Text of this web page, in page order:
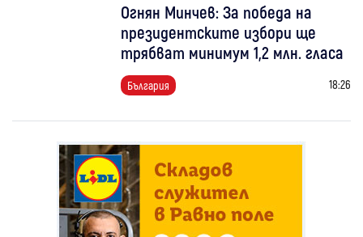
Огнян Минчев: За победа на
президентските избори ще
трябват минимум 1,2 млн. гласа
България 18:26